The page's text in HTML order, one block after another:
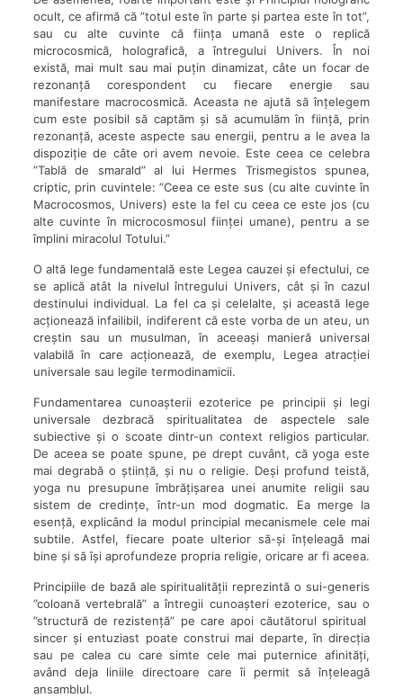
ocult, ce afirmă că ”totul este în parte și partea este în tot”,
sau cu alte cuvinte că ființa umană este o replică
microcosmică, holografică, a întregului Univers. În noi
există, mai mult sau mai puțin dinamizat, câte un focar de
rezonanță corespondent cu fiecare energie sau
manifestare macrocosmică. Aceasta ne ajută să înțelegem
cum este posibil să captăm și să acumulăm în ființă, prin
rezonanță, aceste aspecte sau energii, pentru a le avea la
dispoziție de câte ori avem nevoie. Este ceea ce celebra
”Tablă de smarald” al lui Hermes Trismegistos spunea,
criptic, prin cuvintele: ”Ceea ce este sus (cu alte cuvinte în
Macrocosmos, Univers) este la fel cu ceea ce este jos (cu
alte cuvinte în microcosmosul ființei umane), pentru a se
împlini miracolul Totului.”
O altă lege fundamentală este Legea cauzei și efectului, ce
se aplică atât la nivelul întregului Univers, cât și în cazul
destinului individual. La fel ca și celelalte, și această lege
acționează infailibil, indiferent că este vorba de un ateu, un
creștin sau un musulman, în aceeași manieră universal
valabilă în care acționează, de exemplu, Legea atracției
universale sau legile termodinamicii.
Fundamentarea cunoașterii ezoterice pe principii și legi
universale dezbracă spiritualitatea de aspectele sale
subiective și o scoate dintr-un context religios particular.
De aceea se poate spune, pe drept cuvânt, că yoga este
mai degrabă o știință, și nu o religie. Deși profund teistă,
yoga nu presupune îmbrățișarea unei anumite religii sau
sistem de credințe, într-un mod dogmatic. Ea merge la
esență, explicând la modul principial mecanismele cele mai
subtile. Astfel, fiecare poate ulterior să-și înțeleagă mai
bine și să își aprofundeze propria religie, oricare ar fi aceea.
Principiile de bază ale spiritualității reprezintă o sui-generis
”coloană vertebrală” a întregii cunoașteri ezoterice, sau o
”structură de rezistență” pe care apoi căutătorul spiritual
sincer și entuziast poate construi mai departe, în direcția
sau pe calea cu care simte cele mai puternice afinități,
având deja liniile directoare care îi permit să înțeleagă
ansamblul.